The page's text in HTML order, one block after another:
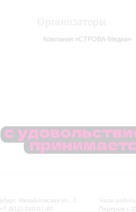
Компания «СТРОВА-Медиа»
Михайловская ул., 2
(812) 240-01-80
Часы
Перерыв с